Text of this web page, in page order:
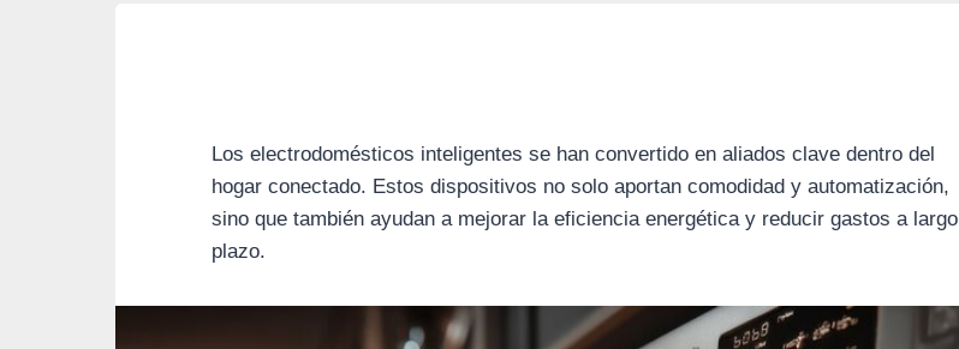
Los electrodomésticos inteligentes se han convertido en aliados clave dentro del
hogar conectado. Estos dispositivos no solo aportan comodidad y automatización,
sino que también ayudan a mejorar la eficiencia energética y reducir gastos a largo
plazo.